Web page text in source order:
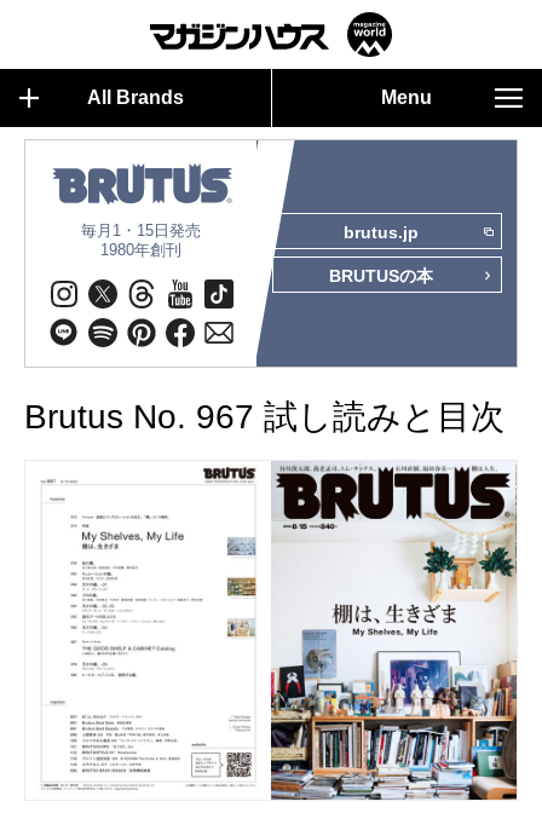
All Brands Menu
毎月1・15日発売
1980年創刊
brutus.jp
BRUTUSの本
Brutus No. 967 試し読みと目次